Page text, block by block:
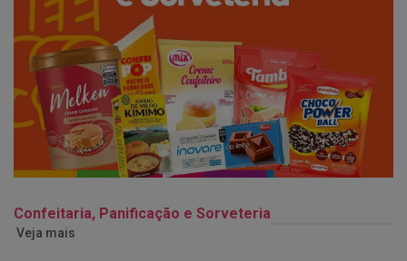
Confeitaria, Panificação e Sorveteria
Veja mais